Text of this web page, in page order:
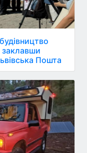
заклавши
Пошта